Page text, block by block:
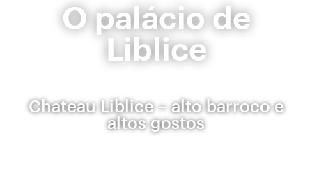
O palácio de
Liblice
Chateau Liblice – alto barroco e
altos gostos